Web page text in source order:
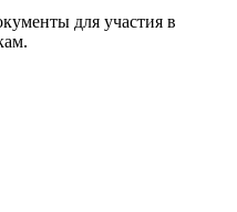
для участия в